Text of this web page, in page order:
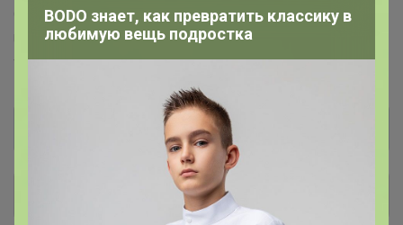
Общий каталог
Chiccy™
Cool&Sexy™ Dogo™
Levi's™
United Colors Of Benetton™
Jack & Jones™
TRENDYOLMILLA™
BODO знает, как превратить классику в
любимую вещь подростка